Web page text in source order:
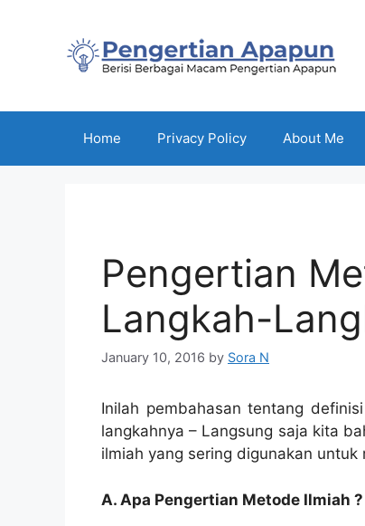
Home Privacy Policy About Me
Pengertian
Langkah-
January 10, 2016 by Sora N
Inilah pembahasan tentang
langkahnya – Langsung saja kita
ilmiah yang sering digunakan untuk
A. Apa Pengertian Metode Ilmiah ?